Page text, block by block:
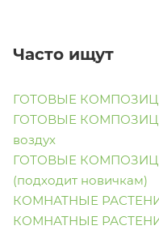
Часто ищут
ГОТОВЫЕ
ГОТОВЫЕ
воздух
ГОТОВЫЕ
(подходит новичкам)
КОМНАТНЫЕ
КОМНАТНЫЕ